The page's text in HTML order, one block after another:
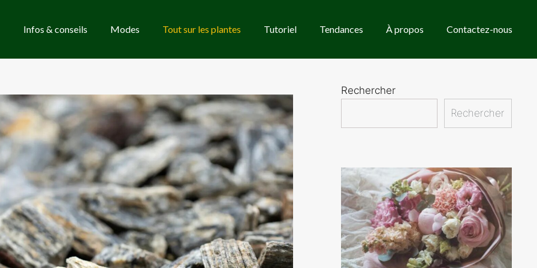
Infos & conseils Modes Tout sur les plantes Tutoriel Tendances À propos Contactez-nous
Rechercher
Rechercher